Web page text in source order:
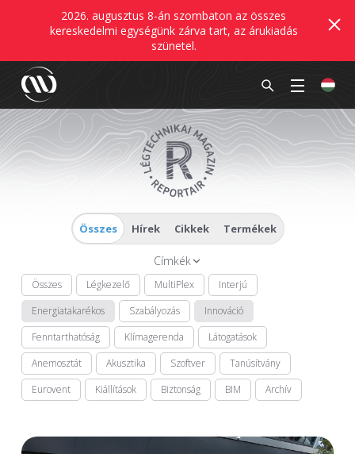
2026. augusztus 8-án szombaton az összes
kereskedelmi egységünk zárva tart, az árukiadás
szünetel.
Összes Hírek Cikkek Termékek
Címkék
Összes Légkezelő MultiPlex
Interjú
Energiatakarékos
Szabályozás
Innováció
Fenntarthatóság
Klímagerenda
Látogatások
Anemosztát
Akusztika Szoftver
Tanúsítvány
Eurovent
Kiállítások Biztonság BIM Archív